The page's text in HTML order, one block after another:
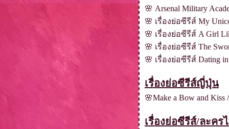
🌸 Arsenal Military
🌸 เรื่องย่อซีรีส์ My
🌸 เรื่องย่อซีรีส์ A Girl
🌸 เรื่องย่อซีรีส์ The
🌸 เรื่องย่อซีรีส์ Dating
เรื่องย่อซีรีส์ญี่ปุ่น
🌸Make a Bow and
เรื่องย่อซีรีส์/ละค